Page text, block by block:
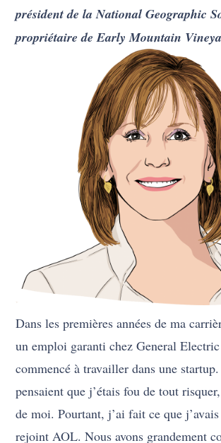
président de la National Geographic
propriétaire de Early Mountain
Dans les premières années de ma
un emploi garanti chez General
commencé à travailler dans une
pensaient que j’étais fou de tout
de moi. Pourtant, j’ai fait ce que
rejoint AOL. Nous avons grandement